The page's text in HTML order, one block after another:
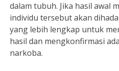
dalam tubuh. Jika hasil awal
individu tersebut akan
yang lebih lengkap untuk
hasil dan mengkonfirmasi
narkoba.